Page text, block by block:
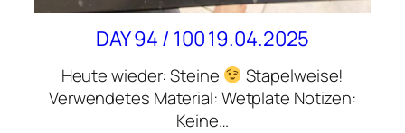
DAY 94 / 100 19.04.2025
Heute wieder: Steine
Stapelweise!
Verwendetes Material: Wetplate Notizen:
Keine…